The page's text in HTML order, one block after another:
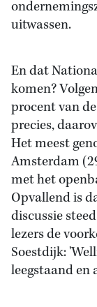
uitwassen.
En dat
komen?
procent van
precies,
Het meest
Amsterdam
met het
Opvallend is
discussie
lezers de
Soestdijk:
leegstaand en